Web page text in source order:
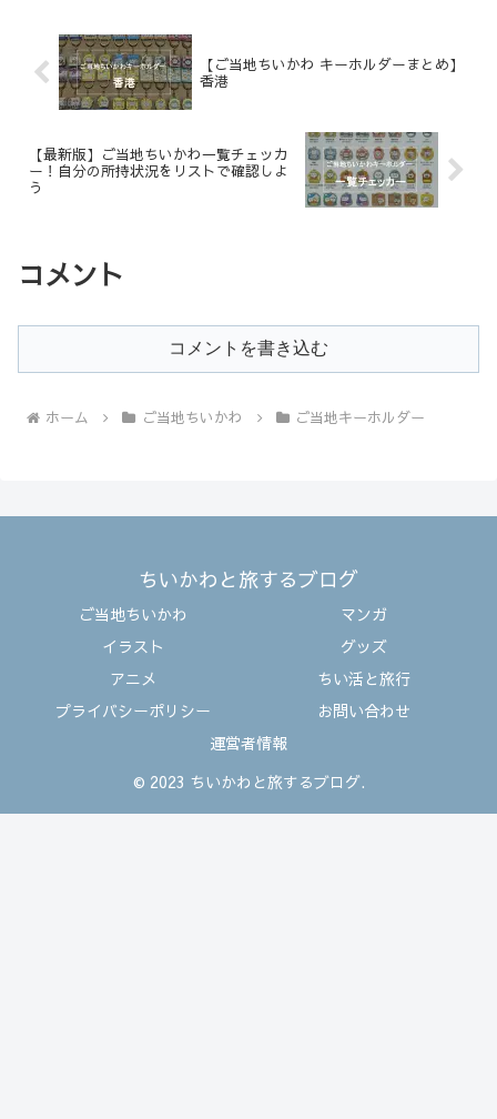
【ご当地ちいかわ キーホルダーまとめ】
香港
【最新版】ご当地ちいかわ一覧チェッカ
ー！自分の所持状況をリストで確認しよ
う
コメント
コメントを書き込む
ホーム ご当地ちいかわ ご当地キーホルダー
ちいかわと旅するブログ
ご当地ちいかわ
マンガ
イラスト
グッズ
アニメ
ちい活と旅行
プライバシーポリシー
お問い合わせ
運営者情報
© 2023 ちいかわと旅するブログ.